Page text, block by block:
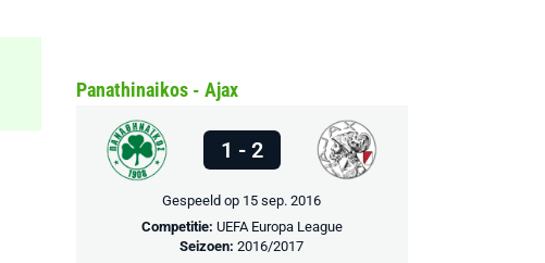
Panathinaikos - Ajax
1 - 2
Gespeeld op 15 sep. 2016
Competitie: UEFA Europa League
Seizoen:2016/2017